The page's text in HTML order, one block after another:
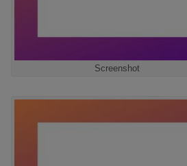
Screenshot